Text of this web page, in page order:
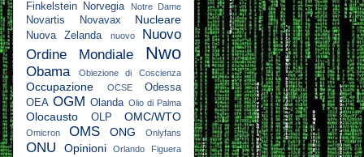
Finkelstein
Norvegia Notre Dame
Novartis Novavax Nucleare
Nuova Zelanda nuovo
Nuovo
Ordine Mondiale
Nwo
Obama Obiezione di Coscienza
Occupazione OCSE
Odessa
OEA OGM Olanda Olio di Palma
Olocausto OLP OMC/WTO
Omicron OMS ONG Onlyfans
ONU Opinioni
Orlando Figuera